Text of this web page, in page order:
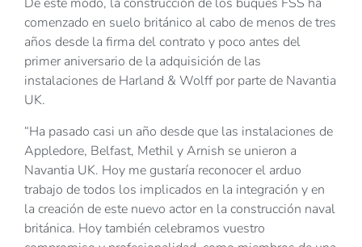
comenzado en suelo británico al cabo de menos de tres
años desde la firma del contrato y poco antes del
primer aniversario de la adquisición de las
instalaciones de Harland & Wolff por parte de Navantia
UK.
“Ha pasado casi un año desde que las instalaciones de
Appledore, Belfast, Methil y Arnish se unieron a
Navantia UK. Hoy me gustaría reconocer el arduo
trabajo de todos los implicados en la integración y en
la creación de este nuevo actor en la construcción naval
británica. Hoy también celebramos vuestro